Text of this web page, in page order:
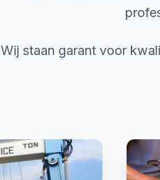
Wij staan garant voor